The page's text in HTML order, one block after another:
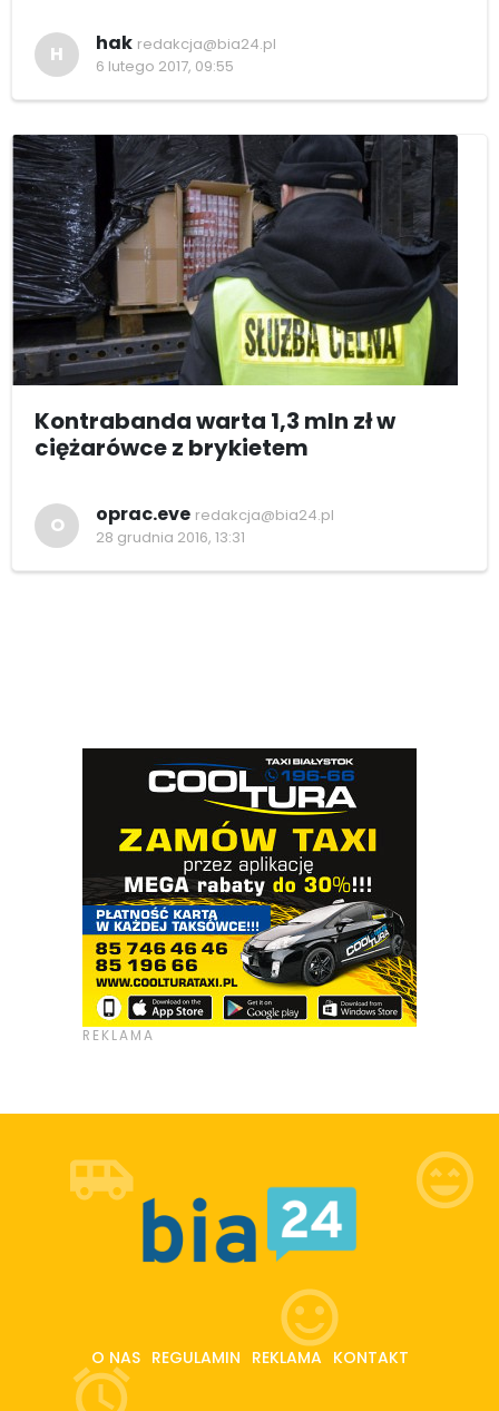
H hak redakcja@bia24.pl
6 lutego 2017, 09:55
Kontrabanda warta 1,3 mln zł w
ciężarówce z brykietem
O oprac.eve redakcja@bia24.pl
28 grudnia 2016, 13:31
O NAS REGULAMIN REKLAMA KONTAKT